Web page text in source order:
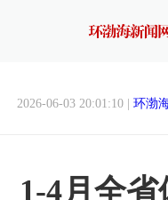
2026-06-03 20:01:10 | 环渤
1-4月全